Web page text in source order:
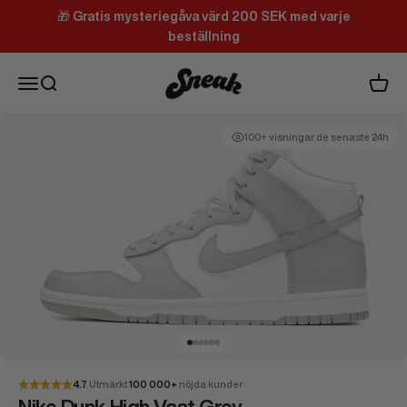
Hoppa till innehållet
🎁 Gratis mysteriegåva värd 200 SEK med varje
beställning
MenySök
Sneak
100+ visningar de senaste 24h
4.7 Utmärkt100 000+ nöjda kunder